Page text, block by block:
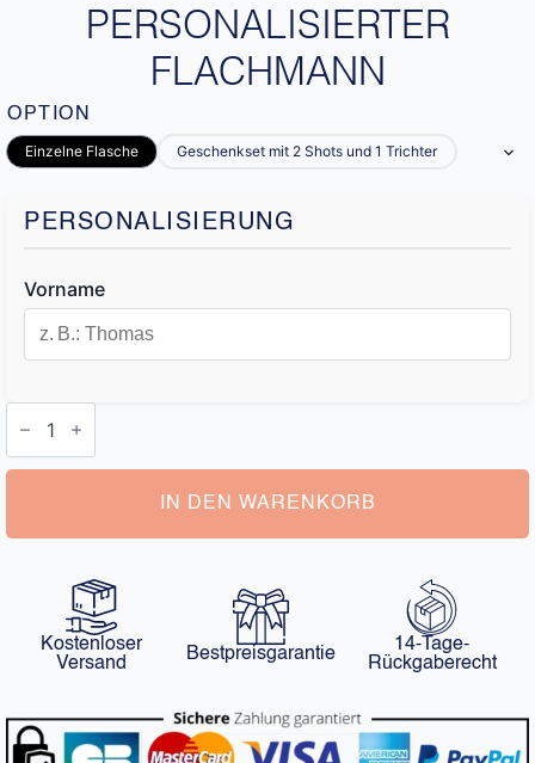
PERSONALISIERTER
FLACHMANN
OPTION
Einzelne Flasche Geschenkset mit 2 Shots und 1 Trichter
PERSONALISIERUNG
Vorname
Personalisierter
Flachmann
IN DEN WARENKORB
Kostenloser
Versand
Bestpreisgarantie
14-Tage-
Rückgaberecht